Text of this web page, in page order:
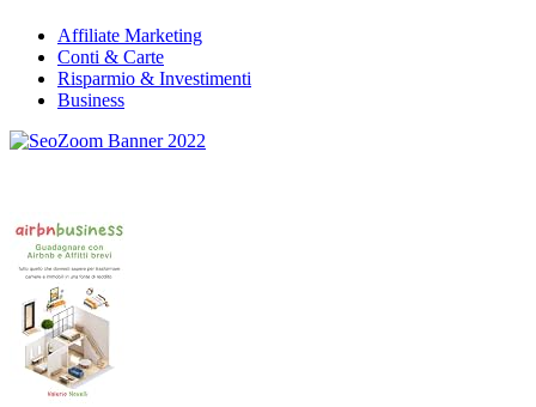
Affiliate Marketing
Conti & Carte
Risparmio & Investimenti
Business